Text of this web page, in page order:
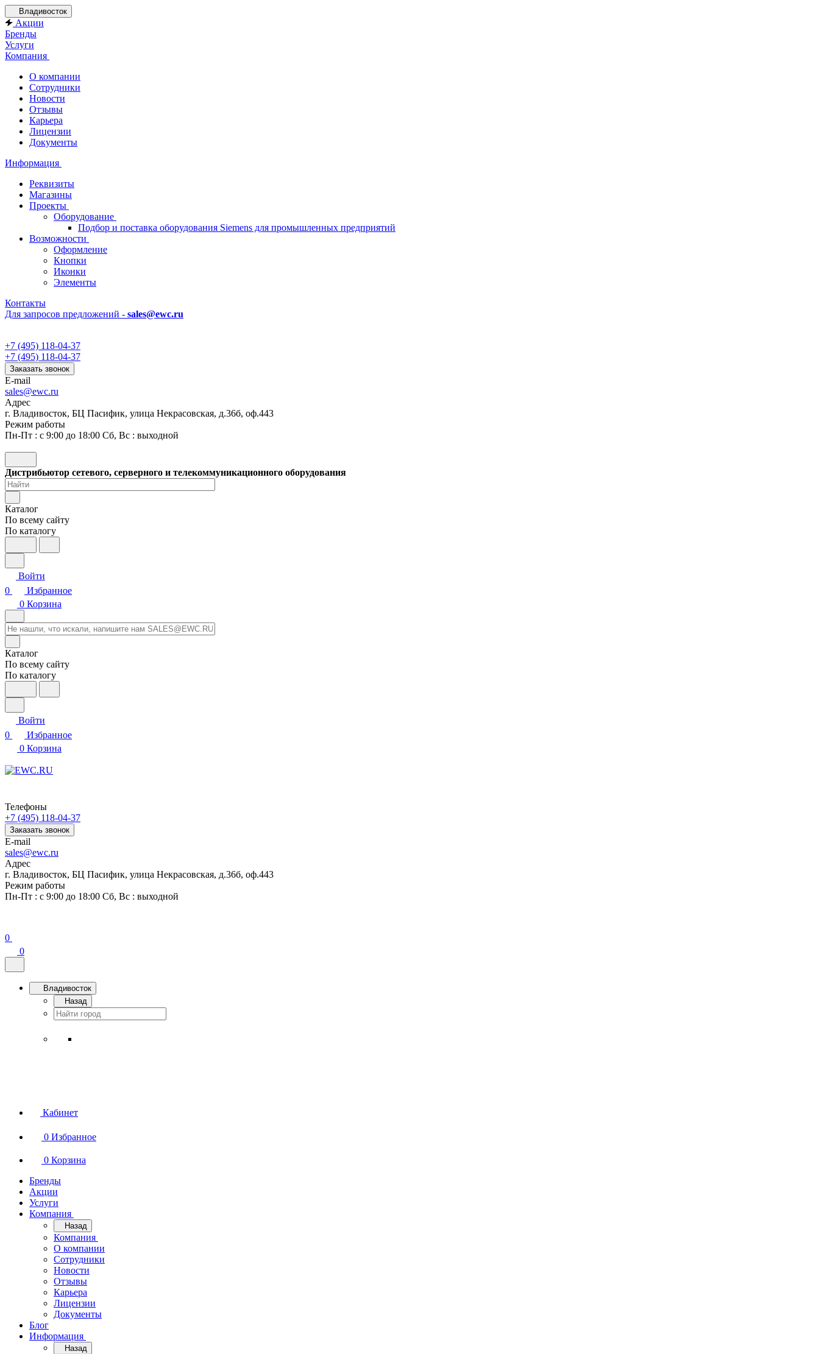
Владивосток
Акции
Бренды
Услуги
Компания
О компании
Сотрудники
Новости
Отзывы
Карьера
Лицензии
Документы
Информация
Реквизиты
Магазины
Проекты
Оборудование
Подбор и поставка оборудования Siemens для промышленных предприятий
Возможности
Оформление
Кнопки
Иконки
Элементы
Контакты
Для запросов предложений - sales@ewc.ru
+7 (495) 118-04-37
+7 (495) 118-04-37
Заказать звонок
E-mail
sales@ewc.ru
Адрес
г. Владивосток, БЦ Пасифик, улица Некрасовская, д.36б, оф.443
Режим работы
Пн-Пт : с 9:00 до 18:00 Сб, Вс : выходной
Дистрибьютор сетевого, серверного и телекоммуникационного оборудования
Каталог
По всему сайту
По каталогу
Войти
0
Избранное
0 Корзина
Каталог
По всему сайту
По каталогу
Войти
0
Избранное
0 Корзина
Телефоны
+7 (495) 118-04-37
Заказать звонок
E-mail
sales@ewc.ru
Адрес
г. Владивосток, БЦ Пасифик, улица Некрасовская, д.36б, оф.443
Режим работы
Пн-Пт : с 9:00 до 18:00 Сб, Вс : выходной
0
0
Владивосток
Назад
Кабинет
0 Избранное
0 Корзина
Бренды
Акции
Услуги
Компания
Назад
Компания
О компании
Сотрудники
Новости
Отзывы
Карьера
Лицензии
Документы
Блог
Информация
Назад